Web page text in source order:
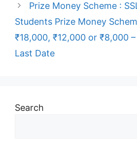
Prize Money Scheme :
Students Prize Money
₹18,000, ₹12,000 or ₹8,000
Last Date
Search